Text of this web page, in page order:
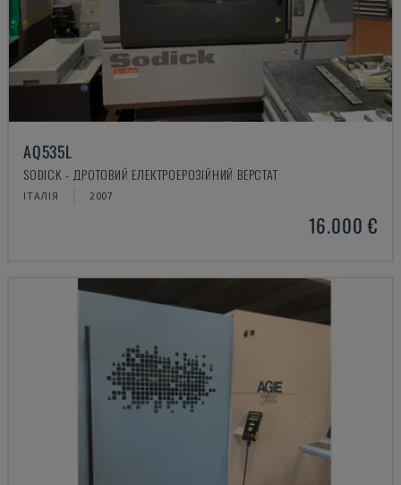
AQ535L
SODICK - ДРОТОВИЙ ЕЛЕКТРОЕРОЗІЙНИЙ ВЕРСТАТ
ІТАЛІЯ 2007
16.000 €